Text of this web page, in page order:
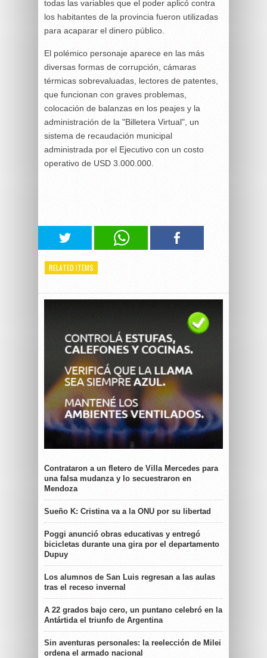
todas las variables que el poder aplicó contra
los habitantes de la provincia fueron utilizadas
para acaparar el dinero público.
El polémico personaje aparece en las más
diversas formas de corrupción, cámaras
térmicas sobrevaluadas, lectores de patentes,
que funcionan con graves problemas,
colocación de balanzas en los peajes y la
administración de la "Billetera Virtual", un
sistema de recaudación municipal
administrada por el Ejecutivo con un costo
operativo de USD 3.000.000.
RELATED ITEMS
Contrataron a un fletero de Villa Mercedes para
una falsa mudanza y lo secuestraron en
Mendoza
Sueño K: Cristina va a la ONU por su libertad
Poggi anunció obras educativas y entregó
bicicletas durante una gira por el departamento
Dupuy
Los alumnos de San Luis regresan a las aulas
tras el receso invernal
A 22 grados bajo cero, un puntano celebró en la
Antártida el triunfo de Argentina
Sin aventuras personales: la reelección de Milei
ordena el armado nacional